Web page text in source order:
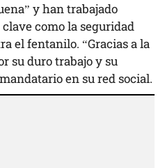
y han trabajado
como la seguridad
el fentanilo. “Gracias a la
su duro trabajo y su
en su red social.